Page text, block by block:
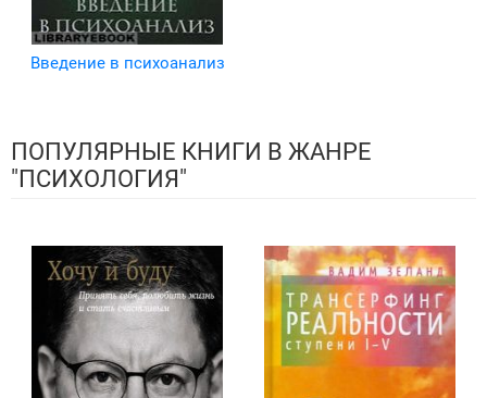
Введение в психоанализ
ПОПУЛЯРНЫЕ КНИГИ В ЖАНРЕ
"ПСИХОЛОГИЯ"